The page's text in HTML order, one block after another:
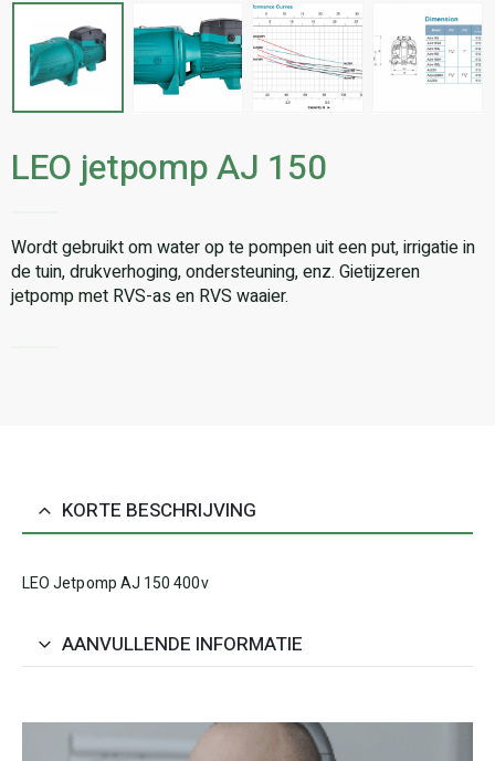
LEO jetpomp AJ 150
Wordt gebruikt om water op te pompen uit een put, irrigatie in
de tuin, drukverhoging, ondersteuning, enz. Gietijzeren
jetpomp met RVS-as en RVS waaier.
KORTE BESCHRIJVING
LEO Jetpomp AJ 150 400v
AANVULLENDE INFORMATIE